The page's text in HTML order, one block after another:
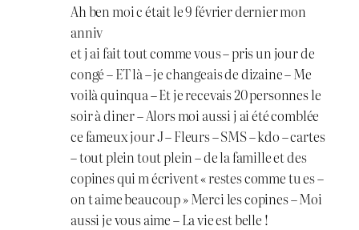
Ah ben moi c était le 9 février dernier mon
anniv
et j ai fait tout comme vous – pris un jour de
congé – ET là – je changeais de dizaine – Me
voilà quinqua – Et je recevais 20 personnes le
soir à diner – Alors moi aussi j ai été comblée
ce fameux jour J – Fleurs – SMS – kdo – cartes
– tout plein tout plein – de la famille et des
copines qui m écrivent « restes comme tu es –
on t aime beaucoup » Merci les copines – Moi
aussi je vous aime – La vie est belle !